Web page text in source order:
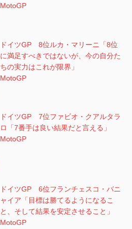
MotoGP
ドイツGP 8位ルカ・マリーニ「8位
に満足すべきではないが、今の自分た
ちの実力はこれが限界」
MotoGP
ドイツGP 7位ファビオ・クアルタラ
ロ「7番手は良い結果だと言える」
MotoGP
ドイツGP 6位フランチェスコ・バニ
ャイア「目標は勝てるようになるこ
と、そして結果を安定させること」
MotoGP